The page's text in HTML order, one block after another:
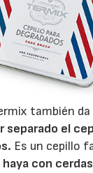
también
separado el
Es un cepillo
haya con